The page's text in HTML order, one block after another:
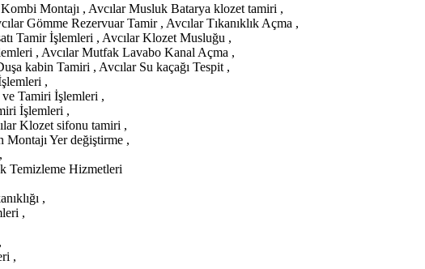
Montajı , Avcılar Musluk Batarya klozet tamiri ,
Gömme Rezervuar Tamir , Avcılar Tıkanıklık Açma ,
Tamir İşlemleri , Avcılar Klozet Musluğu ,
, Avcılar Mutfak Lavabo Kanal Açma ,
kabin Tamiri , Avcılar Su kaçağı Tespit ,
,
ve Tamiri İşlemleri ,
İşlemleri ,
Klozet sifonu tamiri ,
Montajı Yer değiştirme ,
Temizleme Hizmetleri
,
,
,